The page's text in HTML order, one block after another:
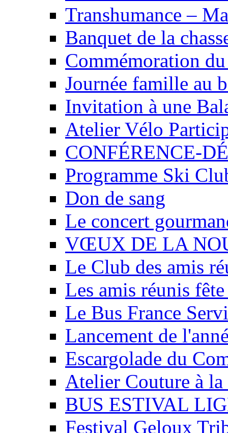
Transhumance –
Banquet de la
Commémoration
Journée famille au
Invitation à une
Atelier Vélo
CONFÉRENCE-
Programme Ski
Don de sang
Le concert
VŒUX DE LA
Le Club des amis
Les amis réunis
Le Bus France
Lancement de
Escargolade du
Atelier Couture à la
BUS ESTIVAL
Festival Geloux